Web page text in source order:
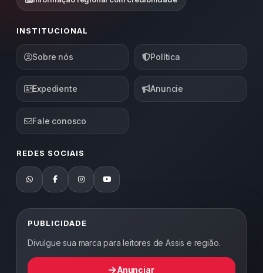
INSTITUCIONAL
Sobre nós Política
Expediente Anuncie
Fale conosco
REDES SOCIAIS
PUBLICIDADE
Divulgue sua marca para leitores de Assis e região.
Anunciar